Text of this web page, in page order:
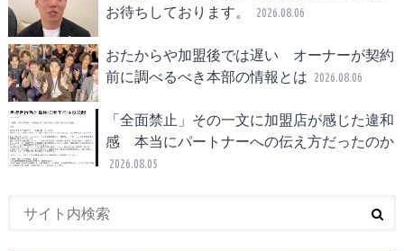
お待ちしております。
2026.08.06
おたからや加盟後では遅い オーナーが契約
前に調べるべき本部の情報とは 2026.08.06
「全面禁止」その一文に加盟店が感じた違和
感 本当にパートナーへの伝え方だったのか
2026.08.05